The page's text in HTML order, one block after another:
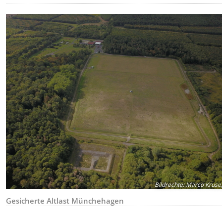
Bildrechte:Marco
Gesicherte Altlast Münchehagen